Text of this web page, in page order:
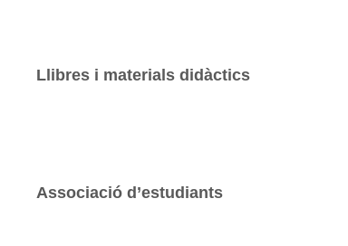
Llibres i materials didàctics
Associació d’estudiants